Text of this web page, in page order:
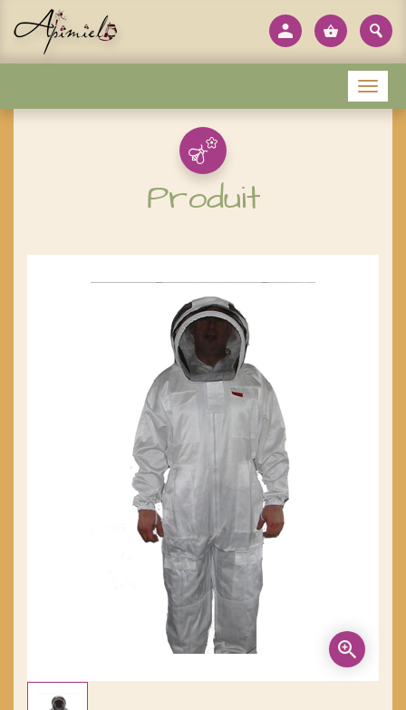
Produit
Menu
Panneau de gestion des cookies